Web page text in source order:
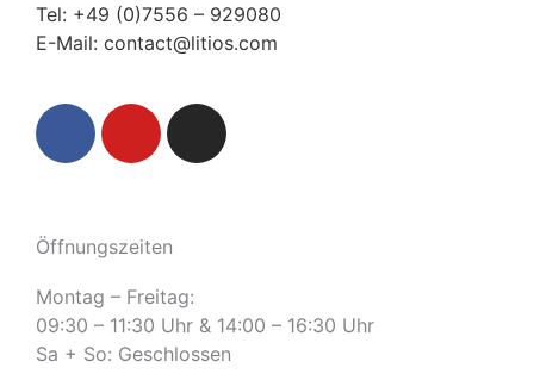
Tel: +49 (0)7556 – 929080
E-Mail: contact@litios.com
F
b
o
o
k
Y
u
b
e
I
a
m
Öffnungszeiten
Montag – Freitag:
09:30 – 11:30 Uhr & 14:00 – 16:30 Uhr
Sa + So: Geschlossen